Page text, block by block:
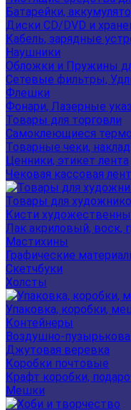
Батарейки,
Диски CD/DVD и
Кабель, зарядные
Наушники
Обложки и Пружины
Сетевые фильтры,
Флешки
Фонари, Лазерные
Товары для торговли
Самоклеющиеся
Товарные чеки,
Ценники, этикет лента
Чековая кассовая
Товары для
Кисти
Лак акриловый, воск,
Мастихины
Графические
Скетчбуки
Холсты
Упаковка, коробки,
Контейнеры
Воздушно-
Джутовая веревка
Коробки почтовые
Крафт коробки,
Мешки